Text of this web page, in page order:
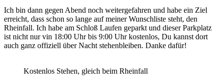
Ich bin dann gegen Abend noch weitergefahren und habe ein Ziel
erreicht, dass schon so lange auf meiner Wunschliste steht, den
Rheinfall. Ich habe am Schloß Laufen geparkt und dieser Parkplatz
ist nicht nur vin 18:00 Uhr bis 9:00 Uhr kostenlos, Du kannst dort
auch ganz offiziell über Nacht stehenbleiben. Danke dafür!
Kostenlos Stehen, gleich beim Rheinfall